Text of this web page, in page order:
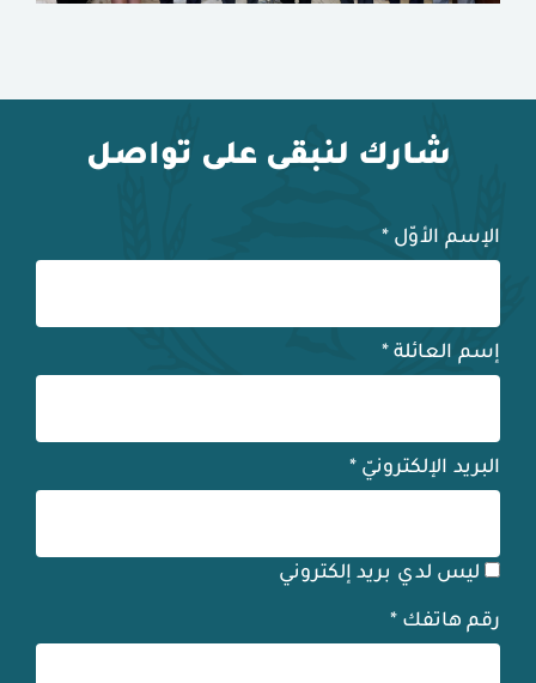
شارك لنبقى على تواصل
الإسم الأوّل *
إسم العائلة *
البريد الإلكترونيّ *
ليس لدي بريد إلكتروني
رقم هاتفك *